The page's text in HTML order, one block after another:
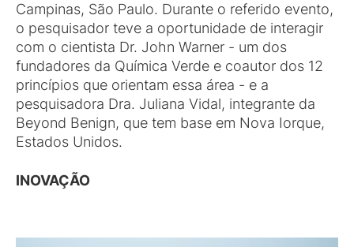
Campinas, São Paulo. Durante o referido evento,
o pesquisador teve a oportunidade de interagir
com o cientista Dr. John Warner - um dos
fundadores da Química Verde e coautor dos 12
princípios que orientam essa área - e a
pesquisadora Dra. Juliana Vidal, integrante da
Beyond Benign, que tem base em Nova Iorque,
Estados Unidos.
INOVAÇÃO